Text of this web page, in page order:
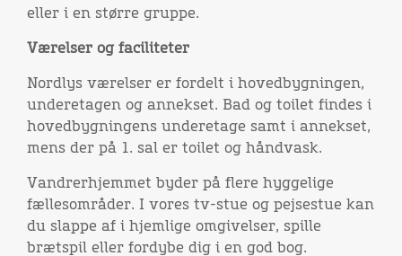
eller i en større gruppe.
Værelser og faciliteter
Nordlys værelser er fordelt i hovedbygningen,
underetagen og annekset. Bad og toilet findes i
hovedbygningens underetage samt i annekset,
mens der på 1. sal er toilet og håndvask.
Vandrerhjemmet byder på flere hyggelige
fællesområder. I vores tv-stue og pejsestue kan
du slappe af i hjemlige omgivelser, spille
brætspil eller fordybe dig i en god bog.